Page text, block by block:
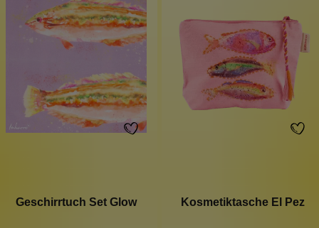
Geschirrtuch Set Glow Kosmetiktasche El Pez